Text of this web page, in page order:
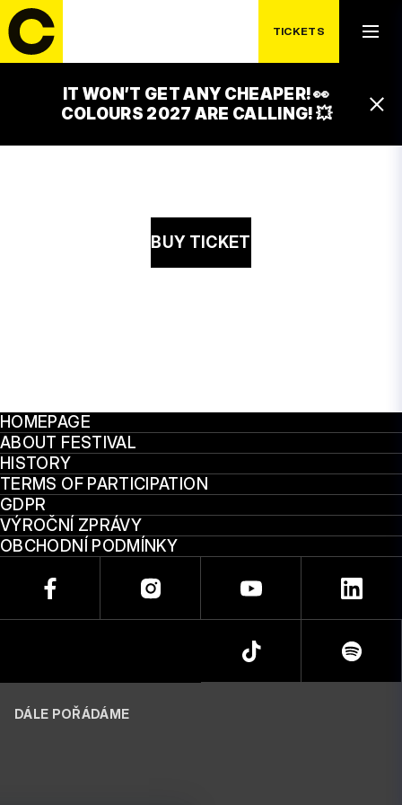
TICKETS
IT WON’T GET ANY CHEAPER! 👀
COLOURS 2027 ARE CALLING! 💥
17:00 – 01:00
DON PAPA ZONE
17:00 – 01:00
18:00 – 02:00
DON PAPA ZONE
BUY TICKET
HOMEPAGE
ABOUT FESTIVAL
HISTORY
TERMS OF PARTICIPATION
GDPR
VÝROČNÍ ZPRÁVY
OBCHODNÍ PODMÍNKY
DÁLE POŘÁDÁME